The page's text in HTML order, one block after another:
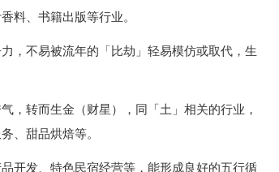
料、书籍出版等行业。
，不易被流年的「比劫」轻易模仿或取代，生
，转而生金（财星），同「土」相关的行业，
、甜品烘焙等。
开发、特色民宿经营等，能形成良好的五行循